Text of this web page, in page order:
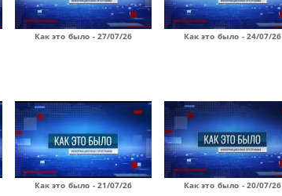
Как это было - 27/07/26 Как это было - 24/07/26
Как это было - 21/07/26 Как это было - 20/07/26